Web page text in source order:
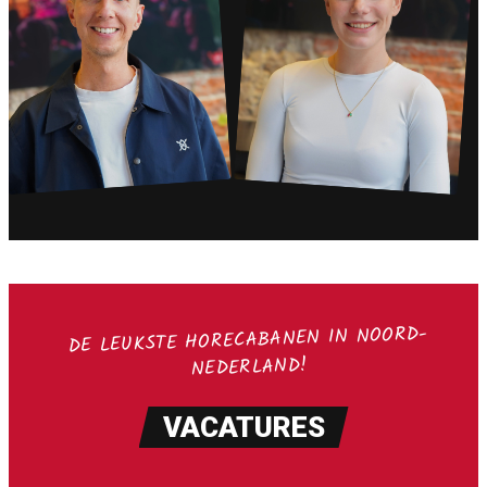
DE LEUKSTE HORECABANEN IN NOORD-
NEDERLAND!
VACATURES